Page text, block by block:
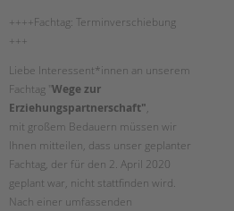
HILFEN ZUR ERZIEHUNG
EINGLIEDERUNGSHILFE
BETREUTES WOHNEN
TANDEM BTL AKADEMIE
Zertfikatskurse
Seminarkalender
++++Fachtag: Terminverschiebung
+++
Liebe Interessent*innen an unserem
Fachtag " Wege zur
Erziehungspartnerschaft",
mit großem Bedauern müssen wir
Ihnen mitteilen, dass unser geplanter
Fachtag, der für den 2. April 2020
geplant war, nicht stattfinden wird.
Nach einer umfassenden